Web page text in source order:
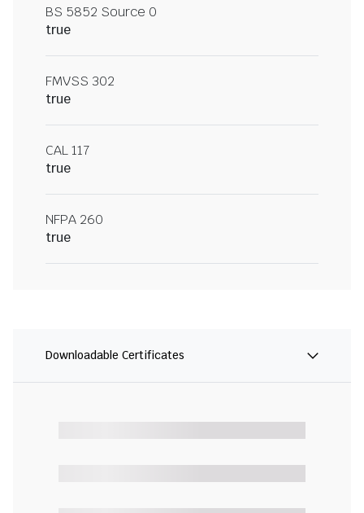
BS 5852 Source 0
true
FMVSS 302
true
CAL 117
true
NFPA 260
true
Downloadable Certificates